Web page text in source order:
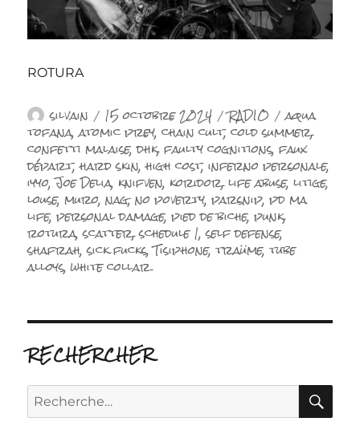
ROTURA
Auteur
silvain Publié
le
15 octobre 2024 Catégories
RADIO Étiquettes
aqua
tofana,atomic prey,chain cult,cold summer,
confetti malaise,dhk,faulty cognitions,faux
départ,hard skin,high cost,inferno personale,
iyyo,Joe Delia, knifven, koridor,life abuse,litige,
louse,muro,nag,no poverty,parsnip,pd ma
life,personal damage,pied de biche,punk,
rotura,scatter,schedule 1,self defense,
shafrah,sick fucks,Tisiphone,traüme,tube
alloys,white collar
RECHERCHER
Recherche
pour :